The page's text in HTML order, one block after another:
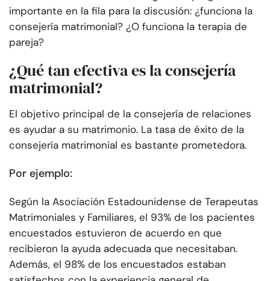
importante en la fila para la discusión: ¿funciona la
consejería matrimonial? ¿O funciona la terapia de
pareja?
¿Qué tan efectiva es la consejería
matrimonial?
El objetivo principal de la consejería de relaciones
es ayudar a su matrimonio. La tasa de éxito de la
consejería matrimonial es bastante prometedora.
Por ejemplo:
Según la Asociación Estadounidense de Terapeutas
Matrimoniales y Familiares, el 93% de los pacientes
encuestados estuvieron de acuerdo en que
recibieron la ayuda adecuada que necesitaban.
Además, el 98% de los encuestados estaban